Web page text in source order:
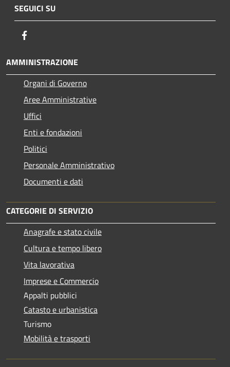
SEGUICI SU
AMMINISTRAZIONE
Organi di Governo
Aree Amministrative
Uffici
Enti e fondazioni
Politici
Personale Amministrativo
Documenti e dati
CATEGORIE DI SERVIZIO
Anagrafe e stato civile
Cultura e tempo libero
Vita lavorativa
Imprese e Commercio
Appalti pubblici
Catasto e urbanistica
Turismo
Mobilità e trasporti